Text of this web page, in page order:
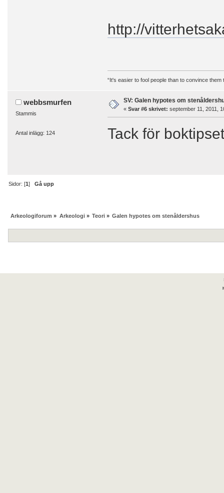
http://
“It's easier to fool people than to convince them
webbsmurfen
Stammis
Antal inlägg: 124
SV: Galen hypotes om
« Svar #6 skrivet: september 11, 2011,
Tack för
Sidor: [1]Gå upp
Arkeologiforum » Arkeologi» Teori» Galen hypotes om stenåldershus